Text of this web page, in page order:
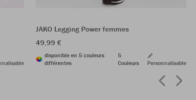
JAKO Legging Power femmes
49,99 €
disponible en 5 couleurs
différentes
5
Couleurs
Personnalisable